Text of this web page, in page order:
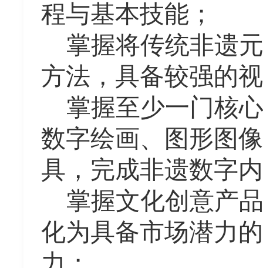
程与基本技能；
掌握将传统非遗
方法，具备较强的
掌握至少一门核
数字绘画、图形图
具，完成非遗数字
掌握文化创意产
化为具备市场潜力